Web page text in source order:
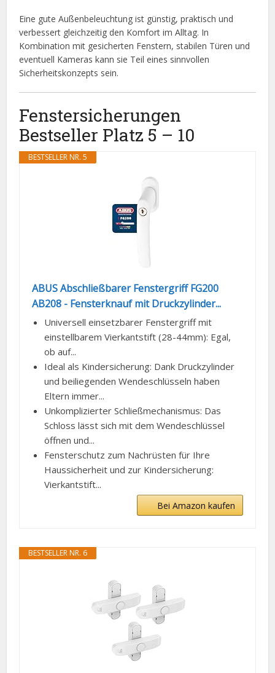
Eine gute Außenbeleuchtung ist günstig, praktisch und
verbessert gleichzeitig den Komfort im Alltag. In
Kombination mit gesicherten Fenstern, stabilen Türen und
eventuell Kameras kann sie Teil eines sinnvollen
Sicherheitskonzepts sein.
Fenstersicherungen
Bestseller Platz 5 – 10
BESTSELLER NR. 5
ABUS Abschließbarer Fenstergriff FG200
AB208 - Fensterknauf mit Druckzylinder...
Universell einsetzbarer Fenstergriff mit
einstellbarem Vierkantstift (28-44mm): Egal,
ob auf...
Ideal als Kindersicherung: Dank Druckzylinder
und beiliegenden Wendeschlüsseln haben
Eltern immer...
Unkomplizierter Schließmechanismus: Das
Schloss lässt sich mit dem Wendeschlüssel
öffnen und...
Fensterschutz zum Nachrüsten für Ihre
Haussicherheit und zur Kindersicherung:
Vierkantstift...
Bei Amazon kaufen
BESTSELLER NR. 6